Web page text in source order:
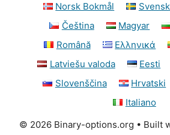
Norsk Bokmål
Čeština
Magyar
Română
Ελληνικά
Latviešu valoda
Eesti
Slovenščina
Hrvatski
Italiano
© 2026 Binary-options.org • Built